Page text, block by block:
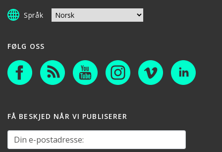
Språk
FØLG OSS
FÅ BESKJED NÅR VI PUBLISERER
Din e-postadresse: